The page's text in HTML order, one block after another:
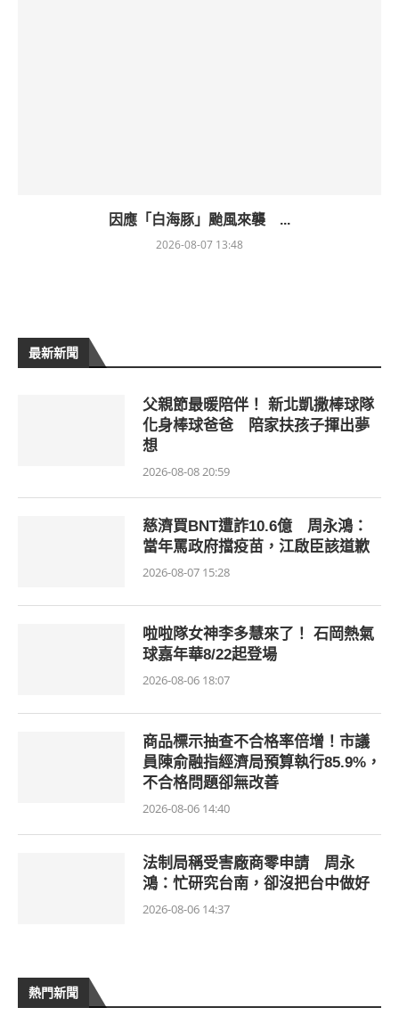
因應「白海豚」颱風來襲 ...
2026-08-07 13:48
最新新聞
父親節最暖陪伴！ 新北凱撒棒球隊
化身棒球爸爸 陪家扶孩子揮出夢
想
2026-08-08 20:59
慈濟買BNT遭詐10.6億 周永鴻：
當年罵政府擋疫苗，江啟臣該道歉
2026-08-07 15:28
啦啦隊女神李多慧來了！ 石岡熱氣
球嘉年華8/22起登場
2026-08-06 18:07
商品標示抽查不合格率倍增！市議
員陳俞融指經濟局預算執行85.9%，
不合格問題卻無改善
2026-08-06 14:40
法制局稱受害廠商零申請 周永
鴻：忙研究台南，卻沒把台中做好
2026-08-06 14:37
熱門新聞